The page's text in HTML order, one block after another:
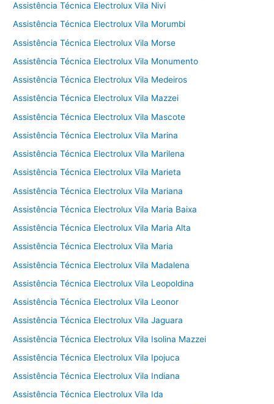
Assistência Técnica Electrolux Vila Nivi
Assistência Técnica Electrolux Vila Morumbi
Assistência Técnica Electrolux Vila Morse
Assistência Técnica Electrolux Vila Monumento
Assistência Técnica Electrolux Vila Medeiros
Assistência Técnica Electrolux Vila Mazzei
Assistência Técnica Electrolux Vila Mascote
Assistência Técnica Electrolux Vila Marina
Assistência Técnica Electrolux Vila Marilena
Assistência Técnica Electrolux Vila Marieta
Assistência Técnica Electrolux Vila Mariana
Assistência Técnica Electrolux Vila Maria Baixa
Assistência Técnica Electrolux Vila Maria Alta
Assistência Técnica Electrolux Vila Maria
Assistência Técnica Electrolux Vila Madalena
Assistência Técnica Electrolux Vila Leopoldina
Assistência Técnica Electrolux Vila Leonor
Assistência Técnica Electrolux Vila Jaguara
Assistência Técnica Electrolux Vila Isolina Mazzei
Assistência Técnica Electrolux Vila Ipojuca
Assistência Técnica Electrolux Vila Indiana
Assistência Técnica Electrolux Vila Ida